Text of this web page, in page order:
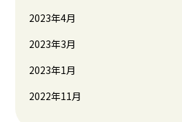
2023年4月
2023年3月
2023年1月
2022年11月